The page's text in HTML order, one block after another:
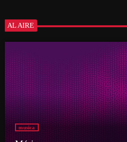
AL AIRE
musica